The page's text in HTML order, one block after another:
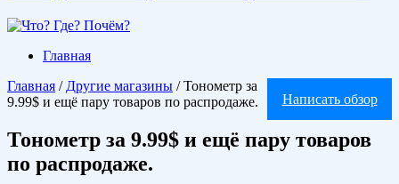
Главная
Написать обзор
Главная / Другие магазины / Тонометр за
9.99$ и ещё пару товаров по распродаже.
Тонометр за 9.99$ и ещё пару товаров
по распродаже.